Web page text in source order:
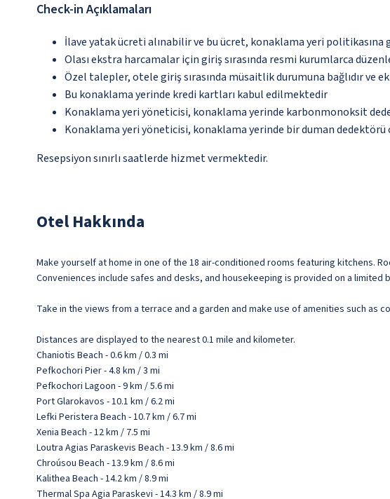
Check-in Açıklamaları
İlave yatak ücreti alınabilir ve bu ücret, konaklama yeri
Olası ekstra harcamalar için giriş sırasında resmi kurumlarca
Özel talepler, otele giriş sırasında müsaitlik durumuna bağlıdır
Bu konaklama yerinde kredi kartları kabul edilmektedir
Konaklama yeri yöneticisi, konaklama yerinde karbonmonoksit
Konaklama yeri yöneticisi, konaklama yerinde bir duman
Resepsiyon sınırlı saatlerde hizmet vermektedir.
Otel Hakkında
Make yourself at home in one of the 18 air-conditioned rooms featuring kitchens.
Conveniences include safes and desks, and housekeeping is provided on a limited
Take in the views from a terrace and a garden and make use of amenities such
Distances are displayed to the nearest 0.1 mile and kilometer.
Chaniotis Beach - 0.6 km / 0.3 mi
Pefkochori Pier - 4.8 km / 3 mi
Pefkochori Lagoon - 9 km / 5.6 mi
Port Glarokavos - 10.1 km / 6.2 mi
Lefki Peristera Beach - 10.7 km / 6.7 mi
Xenia Beach - 12 km / 7.5 mi
Loutra Agias Paraskevis Beach - 13.9 km / 8.6 mi
Chroúsou Beach - 13.9 km / 8.6 mi
Kalithea Beach - 14.2 km / 8.9 mi
Thermal Spa Agia Paraskevi - 14.3 km / 8.9 mi